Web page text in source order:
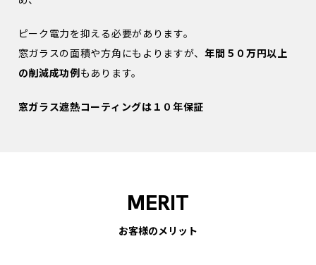
ピーク電力を抑える必要があります。
窓ガラスの面積や方角にもよりますが、年間５０万円以上
の削減成功例もあります。
窓ガラス遮熱コーティングは１０年保証
MERIT
お客様のメリット